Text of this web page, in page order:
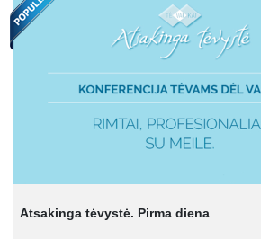
Atsakinga tėvystė. Pirma diena